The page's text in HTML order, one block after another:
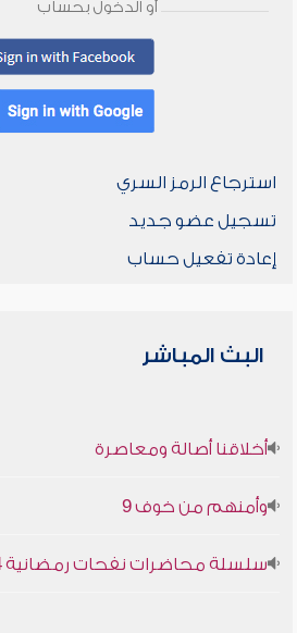
أو الدخول بحساب
استرجاع الرمز السري
تسجيل عضو جديد
إعادة تفعيل حساب
البث المباشر
أخلاقنا أصالة ومعاصرة
وأمنهم من خوف 9
سلسلة محاضرات نفحات رمضانية 1444هـ